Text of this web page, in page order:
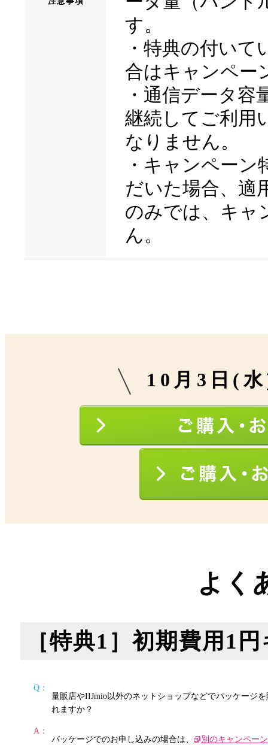
す。
・特典の付い
合はキャンペー
・通信データ
継続してご利用
なりません。
・キャンペー
だいた場合、適
のみでは、キャ
ん。
10月3日(
よく
［特典1］初期費用1
Q：
量販店やIIJmio以外のネットショップなどでパッケージ
れますか？
A：
パッケージでのお申し込みの場合は、
別のキャンペーン